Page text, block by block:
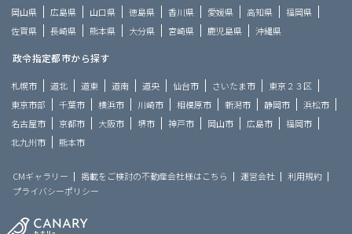
岡山県
広島県 山口県 徳島県 香川県 愛媛県 高知県
福岡県
佐賀県
長崎県 熊本県 大分県 宮崎県 鹿児島県 沖縄県
政令指定都市から探す
札幌市 道北 道東 道南 道央 仙台市 さいたま市
東京２３区
東京市部
千葉市 横浜市 川崎市 相模原市 新潟市 静岡市
浜松市
名古屋市
京都市 大阪市 堺市 神戸市 岡山市 広島市
福岡市
北九州市
熊本市
CMギャラリー 掲載をご検討の不動産会社様はこちら 運営会社
利用規約
プライバシーポリシー